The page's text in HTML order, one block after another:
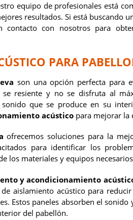
equipo de profesionales está
resultados. Si está buscando
contacto con nosotros para
PARA
son una opción perfecta para
se resiente y no se disfruta al
que se produce en su
acústico para mejorar la
ofrecemos soluciones para la
para identificar los
los materiales y equipos
y acondicionamiento
aislamiento acústico para
Estos paneles absorben el
del pabellón.